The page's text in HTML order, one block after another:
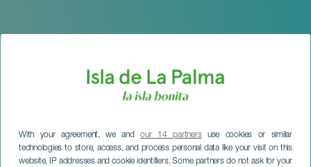
With your agreement, we andour 14 partnersuse cookies or similar
technologies to store, access, and process personal data like your visit on this
website, IP addresses and cookie identifiers. Some partners do not ask for your